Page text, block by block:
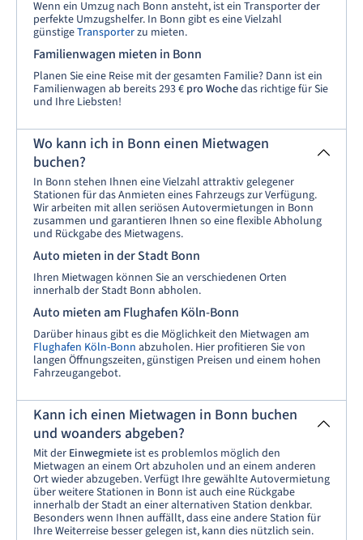
Wenn ein Umzug nach Bonn ansteht, ist ein Transporter der
perfekte Umzugshelfer. In Bonn gibt es eine Vielzahl
günstigeTransporterzu mieten.
Familienwagen mieten in Bonn
Planen Sie eine Reise mit der gesamten Familie? Dann ist ein
Familienwagen ab bereits 293 € pro Wochedas richtige für Sie
und Ihre Liebsten!
Wo kann ich in Bonn einen Mietwagen
buchen?
In Bonn stehen Ihnen eine Vielzahl attraktiv gelegener
Stationen für das Anmieten eines Fahrzeugs zur Verfügung.
Wir arbeiten mit allen seriösen Autovermietungen in Bonn
zusammen und garantieren Ihnen so eine flexible Abholung
und Rückgabe des Mietwagens.
Auto mieten in der Stadt Bonn
Ihren Mietwagen können Sie an verschiedenen Orten
innerhalb der Stadt Bonn abholen.
Auto mieten am Flughafen Köln-Bonn
Darüber hinaus gibt es die Möglichkeit den Mietwagen am
Flughafen Köln-Bonn abzuholen. Hier profitieren Sie von
langen Öffnungszeiten, günstigen Preisen und einem hohen
Fahrzeugangebot.
Kann ich einen Mietwagen in Bonn buchen
und woanders abgeben?
Mit der Einwegmiete ist es problemlos möglich den
Mietwagen an einem Ort abzuholen und an einem anderen
Ort wieder abzugeben. Verfügt Ihre gewählte Autovermietung
über weitere Stationen in Bonn ist auch eine Rückgabe
innerhalb der Stadt an einer alternativen Station denkbar.
Besonders wenn Ihnen auffällt, dass eine andere Station für
Ihre Weiterreise besser gelegen ist, kann dies nützlich sein.